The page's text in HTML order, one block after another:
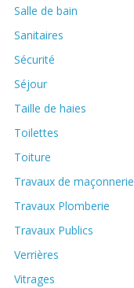
Salle de bain
Sanitaires
Sécurité
Séjour
Taille de haies
Toilettes
Toiture
Travaux de maçonnerie
Travaux Plomberie
Travaux Publics
Verrières
Vitrages